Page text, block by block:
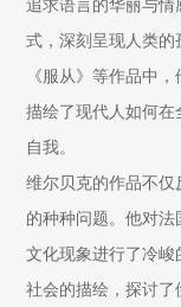
追求语言的华丽与
式，深刻呈现人类的
《服从》等作品中
描绘了现代人如何
自我。
维尔贝克的作品不
的种种问题。他对
文化现象进行了冷峻
社会的描绘，探讨